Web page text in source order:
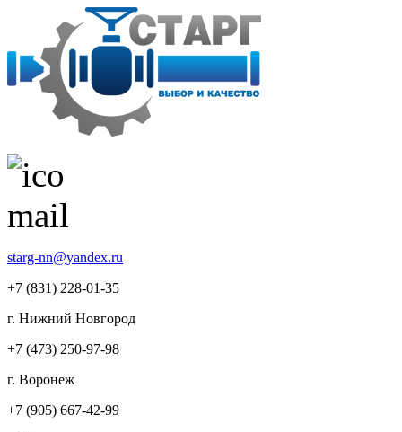
starg-nn@yandex.ru
+7 (831) 228-01-35
г. Нижний Новгород
+7 (473) 250-97-98
г. Воронеж
+7 (905) 667-42-99